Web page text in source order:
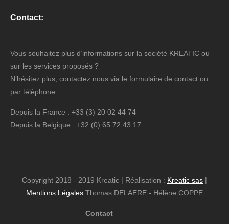
Contact:
Vous souhaitez plus d’informations sur la société KREATIC ou
sur les services proposés ?
N’hésitez plus, contactez nous via le formulaire de contact ou
par téléphone :
Depuis la France : +33 (3) 20 02 44 74
Depuis la Belgique : +32 (0) 65 72 43 17
Copyright 2018 - 2019 Kreatic | Réalisation : Kreatic sas |
Mentions Légales Thomas DELAERE - Hélène COPPE
Contact